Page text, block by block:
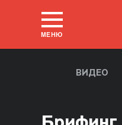
МЕНЮ
ВИДЕО